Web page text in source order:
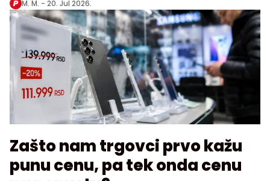
po litaru
M. M. - 20. Jul 2026.
Zašto nam trgovci prvo kažu
punu cenu, pa tek onda cenu